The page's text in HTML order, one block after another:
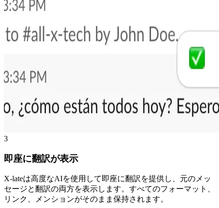
3
即座に翻訳が表示
X-lateは高度なAIを使用して即座に翻訳を提供し、元のメッ
セージと翻訳の両方を表示します。すべてのフォーマット、
リンク、メンションがそのまま保持されます。